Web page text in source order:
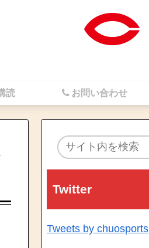
読 お問い合わせ
Twitter
Tweets by chuosports